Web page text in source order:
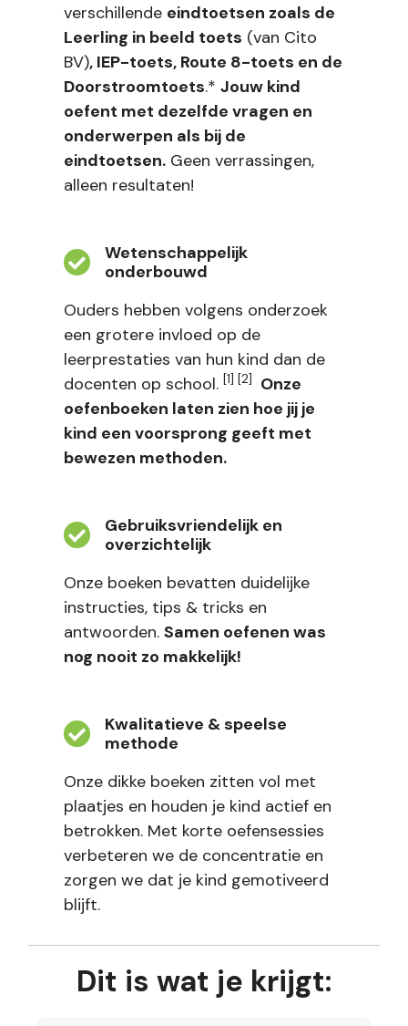
verschillende eindtoetsen zoals de
Leerling in beeld toets (van Cito
BV), IEP-toets, Route 8-toets en de
Doorstroomtoets.* Jouw kind
oefent met dezelfde vragen en
onderwerpen als bij de
eindtoetsen. Geen verrassingen,
alleen resultaten!
Wetenschappelijk
onderbouwd
Ouders hebben volgens onderzoek
een grotere invloed op de
leerprestaties van hun kind dan de
docenten op school. [1] [2]
Onze
oefenboeken laten zien hoe jij je
kind een voorsprong geeft met
bewezen methoden.
Gebruiksvriendelijk en
overzichtelijk
Onze boeken bevatten duidelijke
instructies, tips & tricks en
antwoorden. Samen oefenen was
nog nooit zo makkelijk!
Kwalitatieve & speelse
methode
Onze dikke boeken zitten vol met
plaatjes en houden je kind actief en
betrokken. Met korte oefensessies
verbeteren we de concentratie en
zorgen we dat je kind gemotiveerd
blijft.
Dit is wat je krijgt: